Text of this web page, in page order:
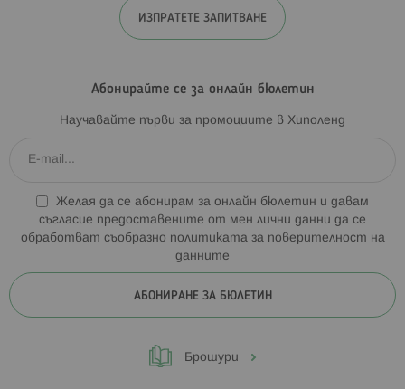
ИЗПРАТЕТЕ ЗАПИТВАНЕ
Абонирайте се за онлайн бюлетин
Научавайте първи за промоциите в Хиполенд
Желая да се абонирам за онлайн бюлетин и давам
съгласие предоставените от мен лични данни да се
обработват съобразно политиката за поверителност на
данните
АБОНИРАНЕ ЗА БЮЛЕТИН
Брошури